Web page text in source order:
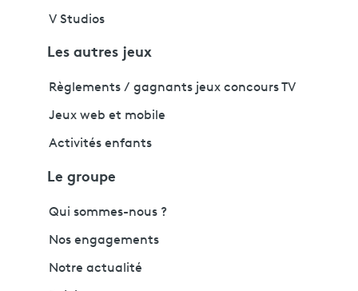
V Studios
Les autres jeux
Règlements / gagnants jeux concours TV
Jeux web et mobile
Activités enfants
Le groupe
Qui sommes-nous ?
Nos engagements
Notre actualité